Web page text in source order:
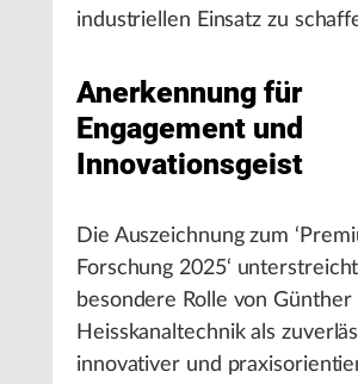
industriellen Einsatz zu
Anerkennung für
Engagement und
Innovationsgeist
Die Auszeichnung zum
Forschung 2025‘
besondere Rolle von Günther
Heisskanaltechnik als
innovativer und